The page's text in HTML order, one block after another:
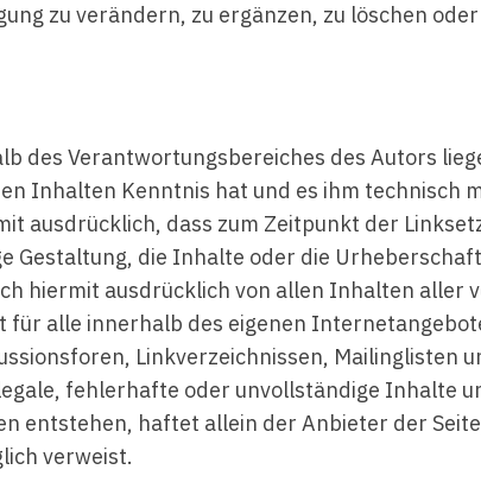
zu verändern, zu ergänzen, zu löschen
des Verantwortungsbereiches des Autors
Inhalten Kenntnis hat und es ihm technisch
ausdrücklich, dass zum Zeitpunkt der
Gestaltung, die Inhalte oder die
hiermit ausdrücklich von allen Inhalten aller
alle innerhalb des eigenen
Linkverzeichnissen, Mailinglisten
fehlerhafte oder unvollständige Inhalte
entstehen, haftet allein der Anbieter der
verweist.